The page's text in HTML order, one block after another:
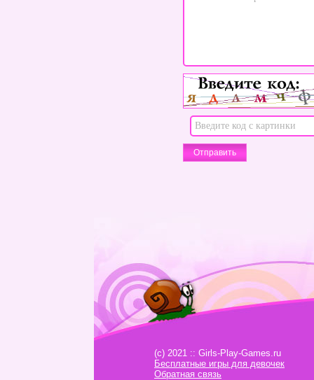
(c) 2021 :: Girls-Play-Games.ru
Бесплатные игры для девочек
Обратная связь